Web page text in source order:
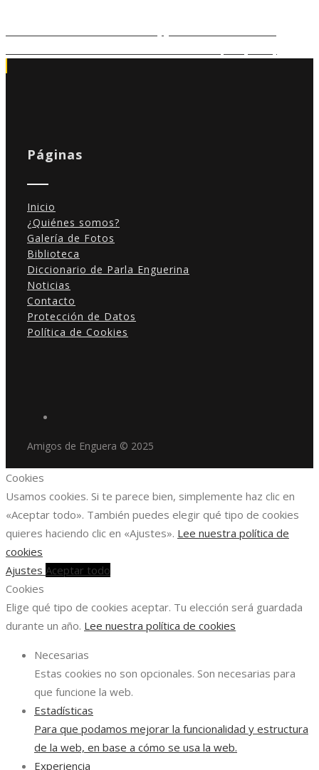
Páginas
Inicio
¿Quiénes somos?
Galería de Fotos
Biblioteca
Diccionario de Parla Enguerina
Noticias
Contacto
Protección de Datos
Política de Cookies
Amigos de Enguera © 2025
Cookies
Usamos cookies. Si te parece bien, simplemente haz clic en
«Aceptar todo». También puedes elegir qué tipo de cookies
quieres haciendo clic en «Ajustes». Lee nuestra política de
cookies
Ajustes Aceptar todo
Cookies
Elige qué tipo de cookies aceptar. Tu elección será guardada
durante un año. Lee nuestra política de cookies
Necesarias
Estas cookies no son opcionales. Son necesarias para
que funcione la web.
Estadísticas
Para que podamos mejorar la funcionalidad y estructura
de la web, en base a cómo se usa la web.
Experiencia